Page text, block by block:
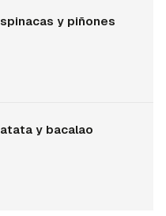
y piñones
y bacalao